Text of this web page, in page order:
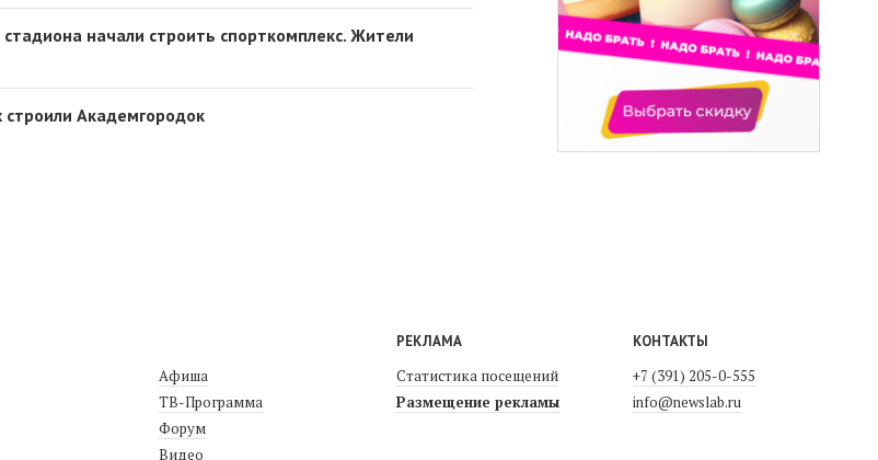
начали строить спорткомплекс. Жители
строили Академгородок
Афиша
ТВ-Программа
Форум
Видео
РЕКЛАМА
Статистика посещений
Размещение рекламы
КОНТАКТЫ
+7 (391) 205-0-555
info@newslab.ru